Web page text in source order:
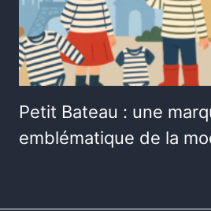
Petit Bateau : une
emblématique de la